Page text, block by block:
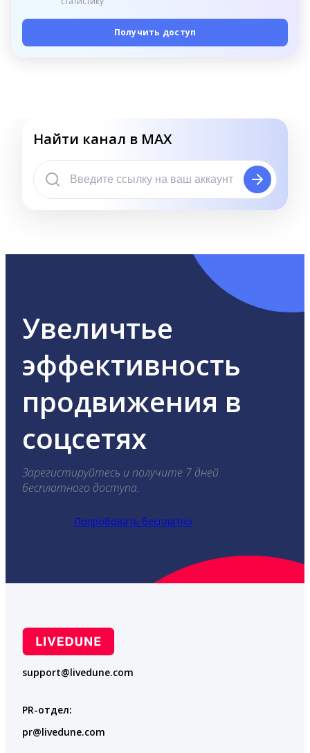
Получить доступ
Найти канал в MAX
Увеличтье
эффективность
продвижения в
соцсетях
Зарегистируйтесь и получите 7 дней
бесплатного доступа.
Попробовать бесплатно
support@livedune.com
PR-отдел:
pr@livedune.com